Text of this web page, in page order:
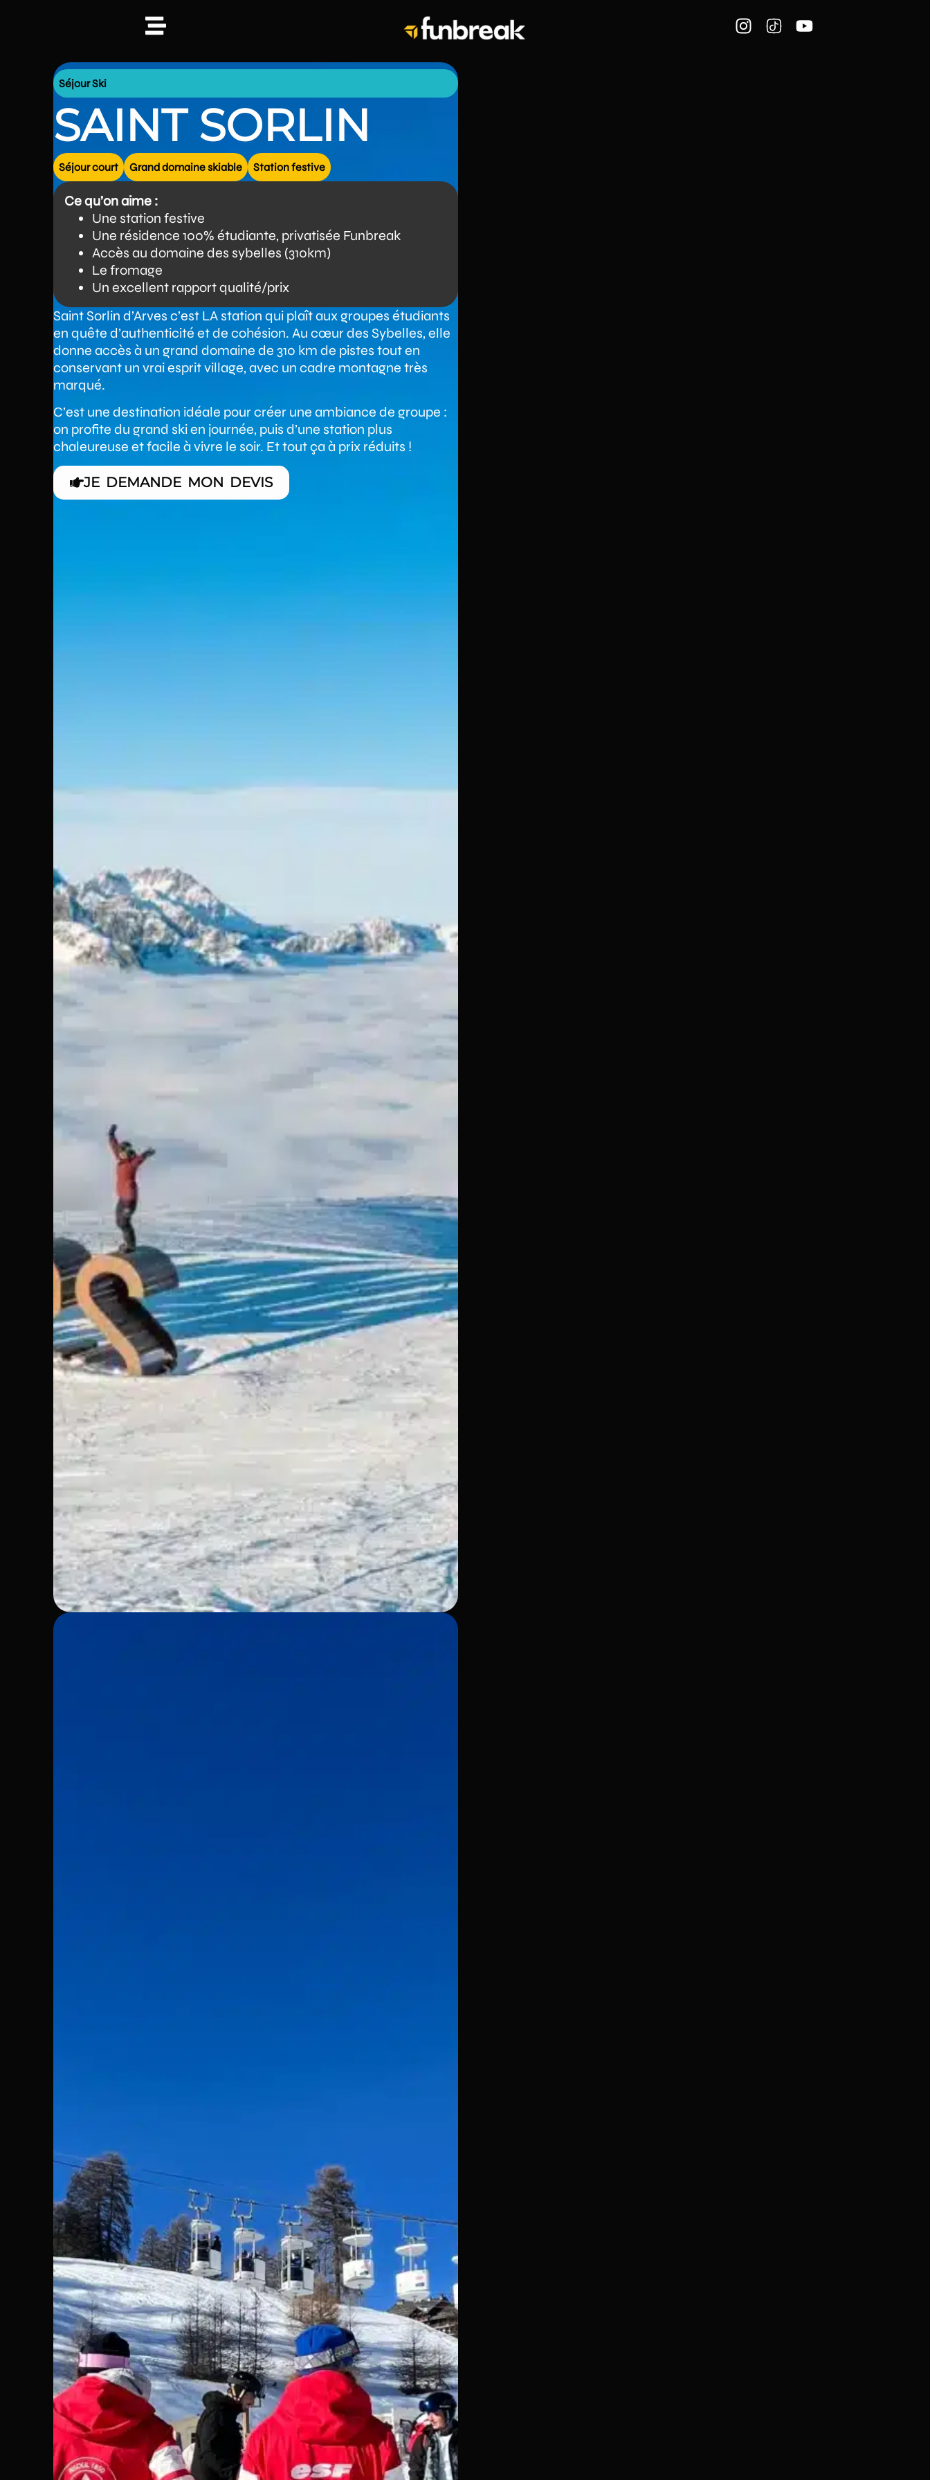
SéjourSki
SAINT SORLIN
Séjour court Grand domaine skiable Station festive
Ce qu’on aime :
Une station festive
Une résidence 100% étudiante, privatisée Funbreak
Accès au domaine des sybelles (310km)
Le fromage
Un excellent rapport qualité/prix
Saint Sorlin d’Arves c’est LA station qui plaît aux groupes étudiants
en quête d’authenticité et de cohésion. Au cœur des Sybelles, elle
donne accès à un grand domaine de 310 km de pistes tout en
conservant un vrai esprit village, avec un cadre montagne très
marqué.
C’est une destination idéale pour créer une ambiance de groupe :
on profite du grand ski en journée, puis d’une station plus
chaleureuse et facile à vivre le soir. Et tout ça à prix réduits !
JE DEMANDE MON DEVIS